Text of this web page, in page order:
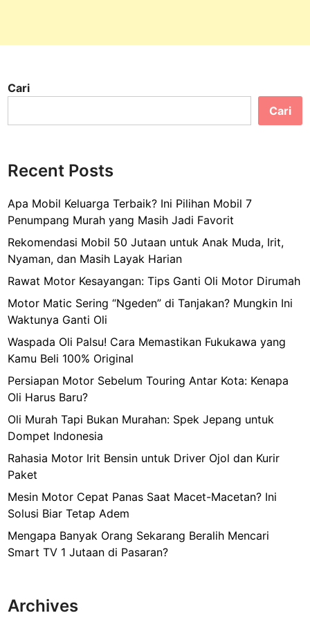
d
J
w
U
N
S
C
O
n
U
N
E
O
I
d
e
i
Cari
Cari
Recent Posts
Apa Mobil Keluarga Terbaik? Ini Pilihan Mobil 7
Penumpang Murah yang Masih Jadi Favorit
Rekomendasi Mobil 50 Jutaan untuk Anak Muda, Irit,
Nyaman, dan Masih Layak Harian
Rawat Motor Kesayangan: Tips Ganti Oli Motor Dirumah
Motor Matic Sering “Ngeden” di Tanjakan? Mungkin Ini
Waktunya Ganti Oli
Waspada Oli Palsu! Cara Memastikan Fukukawa yang
Kamu Beli 100% Original
Persiapan Motor Sebelum Touring Antar Kota: Kenapa
Oli Harus Baru?
Oli Murah Tapi Bukan Murahan: Spek Jepang untuk
Dompet Indonesia
Rahasia Motor Irit Bensin untuk Driver Ojol dan Kurir
Paket
Mesin Motor Cepat Panas Saat Macet-Macetan? Ini
Solusi Biar Tetap Adem
Mengapa Banyak Orang Sekarang Beralih Mencari
Smart TV 1 Jutaan di Pasaran?
Archives